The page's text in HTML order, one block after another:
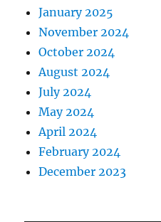
January 2025
November 2024
October 2024
August 2024
July 2024
May 2024
April 2024
February 2024
December 2023